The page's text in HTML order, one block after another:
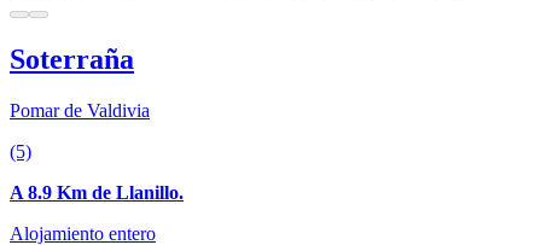
Soterraña
Pomar de Valdivia
(5)
A 8.9 Km de Llanillo.
Alojamiento entero